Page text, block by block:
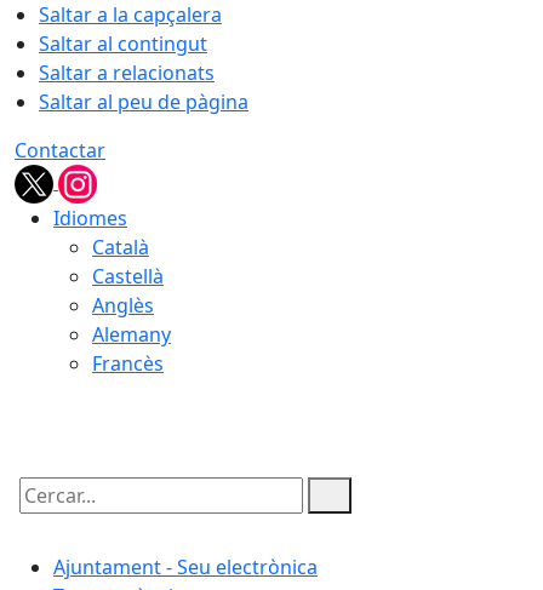
Saltar a la capçalera
Saltar al contingut
Saltar a relacionats
Saltar al peu de pàgina
Contactar
Idiomes
Català
Castellà
Anglès
Alemany
Francès
Cercar:
Ajuntament - Seu electrònica